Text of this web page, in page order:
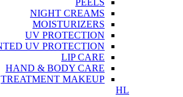
PEELS
NIGHT CREAMS
MOISTURIZERS
UV PROTECTION
UV PROTECTION
LIP CARE
HAND & BODY CARE
TREATMENT MAKEUP
HL